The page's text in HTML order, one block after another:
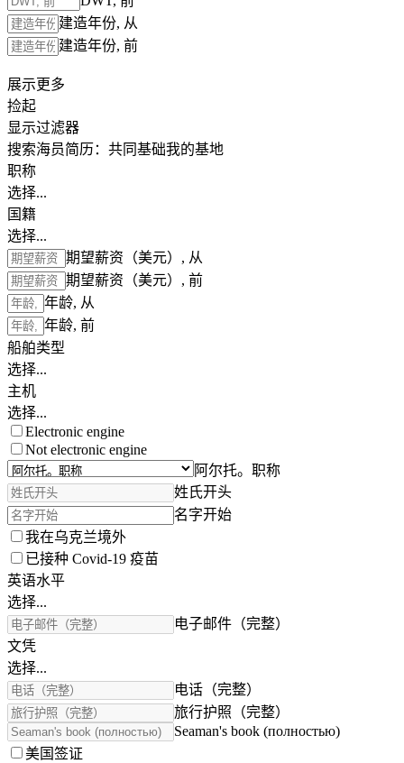
建造年份, 从
建造年份, 前
展示更多
捡起
显示过滤器
搜索海员简历： 共同基础我的基地
职称
选择...
国籍
选择...
期望薪资（美元）, 从
期望薪资（美元）, 前
年龄, 从
年龄, 前
船舶类型
选择...
主机
选择...
Electronic engine
Not electronic engine
阿尔托。职称
姓氏开头
名字开始
我在乌克兰境外
已接种 Covid-19 疫苗
英语水平
选择...
电子邮件（完整）
文凭
选择...
电话（完整）
旅行护照（完整）
Seaman's book (полностью)
美国签证